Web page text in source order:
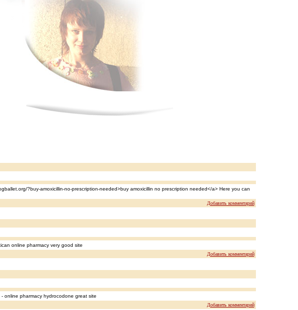
?buy-amoxicillin-no-prescription-needed>buy amoxicillin no prescription needed</a> Here you can
Добавить комментарий
online pharmacy very good site
Добавить комментарий
online pharmacy hydrocodone great site
Добавить комментарий